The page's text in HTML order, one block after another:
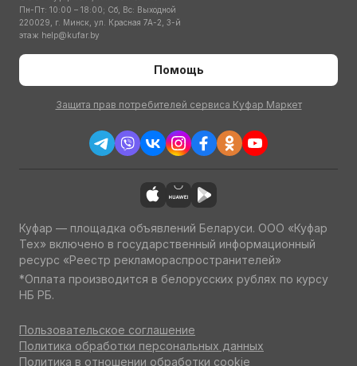
Пн-Пт: 10:00 – 18:00; Сб, Вс: Выходной
220029, г. Минск, ул. Красная 7А-2, 3-й
этаж help@kufar.by
Помощь
Защита прав потребителей сервиса Куфар Маркет
Куфар — площадка объявлений Беларуси. ООО «Куфар
Тех» включено в государственный информационный
ресурс «Реестр рекламораспространителей»
*Оплата производится в белорусских рублях по курсу
НБ РБ.
Пользовательское соглашение
Политика обработки персональных данных
Политика в отношении обработки cookie